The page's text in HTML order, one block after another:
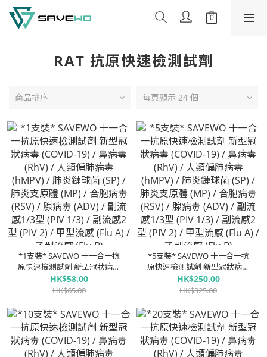
RAT 抗原快速檢測試劑
商品排序 每頁顯示 24 個
*1支裝* SAVEWO 十一合一抗
原快速檢測試劑 新型冠狀病毒
(COVID-19) / 鼻病毒 (RhV) / 人
類偏肺病毒 (hMPV) / 肺炎鏈球
胞病毒 (RSV) / 腺病毒 (ADV) /
副流感1/3型 (PIV 1/3) / 副流感
2型 (PIV 2) / 甲型流感 (Flu A) /
⼄型流感 (Flu B)
HK$58.00
HK$65.00
*5支裝* SAVEWO 十一合一抗
原快速檢測試劑 新型冠狀病毒
(COVID-19) / 鼻病毒 (RhV) / 人
類偏肺病毒 (hMPV) / 肺炎鏈球
胞病毒 (RSV) / 腺病毒 (ADV) /
副流感1/3型 (PIV 1/3) / 副流感
2型 (PIV 2) / 甲型流感 (Flu A) /
⼄型流感 (Flu B)
HK$250.00
HK$325.00